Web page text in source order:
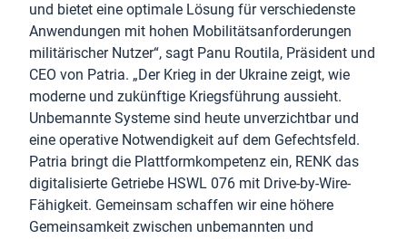
und bietet eine optimale Lösung für verschiedenste
Anwendungen mit hohen Mobilitätsanforderungen
militärischer Nutzer“, sagt Panu Routila, Präsident und
CEO von Patria. „Der Krieg in der Ukraine zeigt, wie
moderne und zukünftige Kriegsführung aussieht.
Unbemannte Systeme sind heute unverzichtbar und
eine operative Notwendigkeit auf dem Gefechtsfeld.
Patria bringt die Plattformkompetenz ein, RENK das
digitalisierte Getriebe HSWL 076 mit Drive-by-Wire-
Fähigkeit. Gemeinsam schaffen wir eine höhere
Gemeinsamkeit zwischen unbemannten und